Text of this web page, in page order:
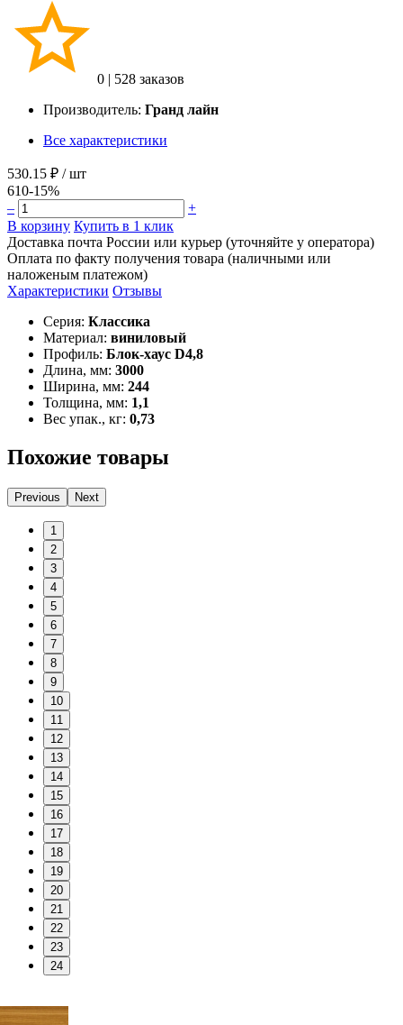
0 | 528 заказов
Производитель: Гранд лайн
Все характеристики
530.15 ₽ / шт
610-15%
–
+
В корзину Купить в 1 клик
Доставка почта России или курьер (уточняйте у оператора)
Оплата по факту получения товара (наличными или
наложеным платежом)
Характеристики Отзывы
Серия: Классика
Материал: виниловый
Профиль: Блок-хаус D4,8
Длина, мм: 3000
Ширина, мм: 244
Толщина, мм: 1,1
Вес упак., кг: 0,73
Похожие товары
Previous Next
1
2
3
4
5
6
7
8
9
10
11
12
13
14
15
16
17
18
19
20
21
22
23
24